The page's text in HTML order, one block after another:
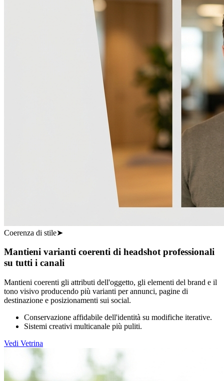
Coerenza di stile➤
Mantieni varianti coerenti di headshot professionali
su tutti i canali
Mantieni coerenti gli attributi dell'oggetto, gli elementi del brand e il
tono visivo producendo più varianti per annunci, pagine di
destinazione e posizionamenti sui social.
Conservazione affidabile dell'identità su modifiche iterative.
Sistemi creativi multicanale più puliti.
Vedi Vetrina